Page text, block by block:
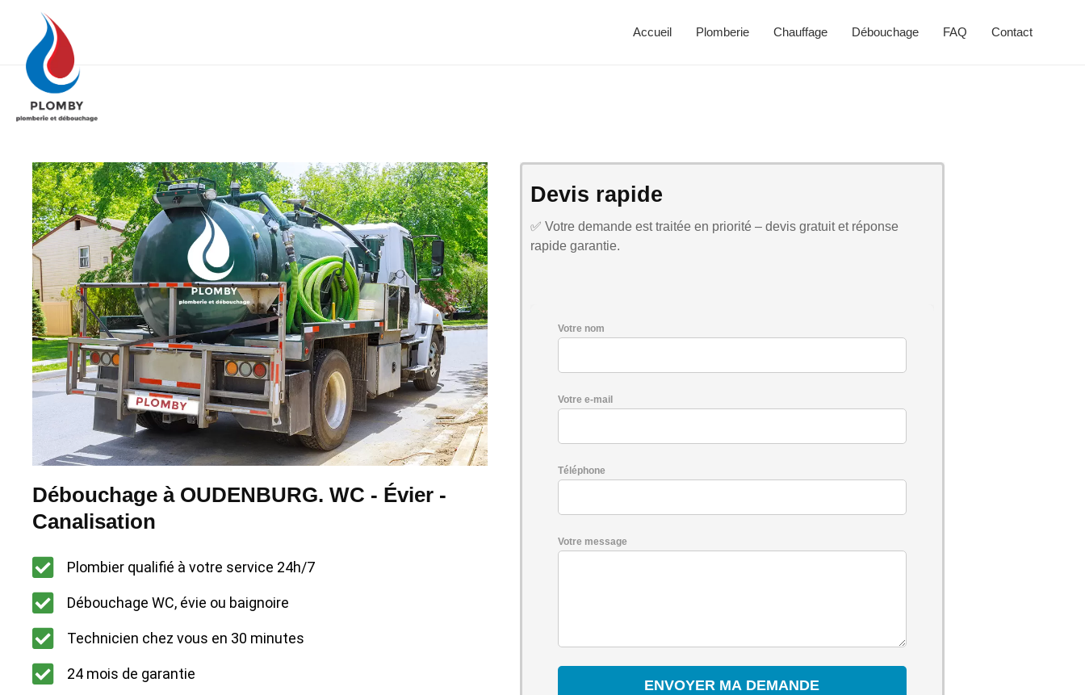
Accueil Plomberie Chauffage Débouchage FAQ Contact
Débouchage à OUDENBURG. WC - Évier -
Canalisation
Plombier qualifié à votre service 24h/7
Débouchage WC, évie ou baignoire
Technicien chez vous en 30 minutes
24 mois de garantie
Devis rapide
✅ Votre demande est traitée en priorité – devis gratuit et réponse
rapide garantie.
Votre nom
Votre e-mail
Téléphone
Votre message